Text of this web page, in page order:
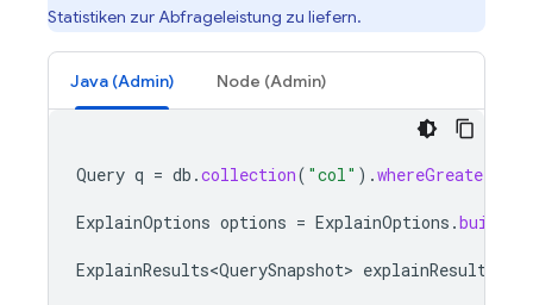
Statistiken zur Abfrageleistung zu liefern.
Java (Admin) Node (Admin)
Query q = db .collection( "col" ).whereGreaterThan
ExplainOptions options = ExplainOptions .builder
ExplainResults<QuerySnapshot> explainResults